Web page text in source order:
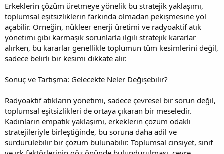
Erkeklerin çözüm üretmeye yönelik bu stratejik yaklaşımı,
toplumsal eşitsizliklerin farkında olmadan pekişmesine yol
açabilir. Örneğin, nükleer enerji üretimi ve radyoaktif atık
yönetimi gibi karmaşık sorunlarla ilgili stratejik kararlar
alırken, bu kararlar genellikle toplumun tüm kesimlerini değil,
sadece belirli bir kesimi dikkate alır.
Sonuç ve Tartışma: Gelecekte Neler Değişebilir?
Radyoaktif atıkların yönetimi, sadece çevresel bir sorun değil,
toplumsal eşitsizlikleri de ortaya çıkaran bir meseledir.
Kadınların empatik yaklaşımı, erkeklerin çözüm odaklı
stratejileriyle birleştiğinde, bu soruna daha adil ve
sürdürülebilir bir çözüm bulunabilir. Toplumsal cinsiyet, sınıf